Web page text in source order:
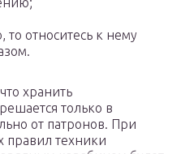
относитесь к нему
хранить
только в
от патронов. При
правил техники